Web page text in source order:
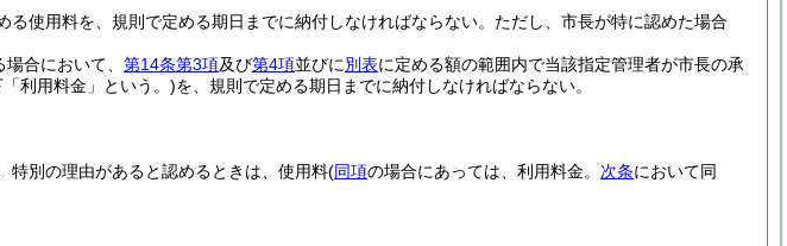
る使用料を、規則で定める期日までに納付しなければならない。 ただし、市長が特に認めた場合
合において、 第14条第3項及び第4項並びに別表に定める額の範囲内で当該指定管理者が市長の承
利用料金」という。)を、規則で定める期日までに納付しなければならない。
特別の理由があると認めるときは、使用料(同項の場合にあっては、利用料金。 次条において同